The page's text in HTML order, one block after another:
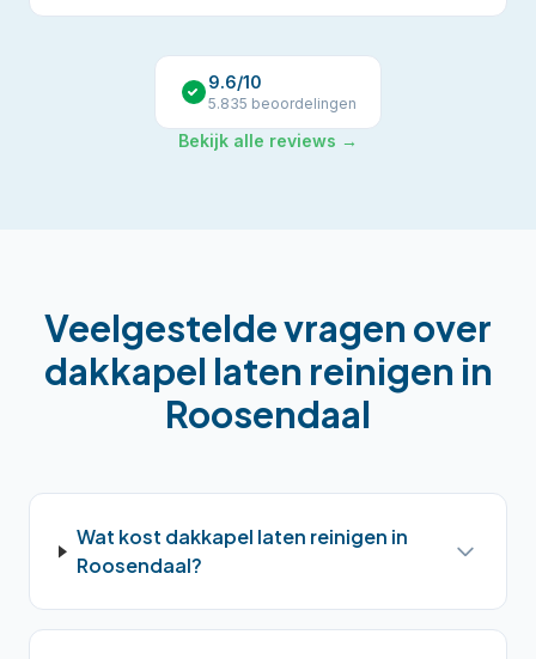
9.6/10
5.835 beoordelingen
Bekijk alle reviews →
Veelgestelde vragen over
dakkapel laten reinigen in
Roosendaal
Wat kost dakkapel laten reinigen in
Roosendaal?